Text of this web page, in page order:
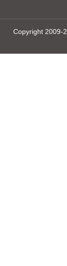
Copyright 2009-